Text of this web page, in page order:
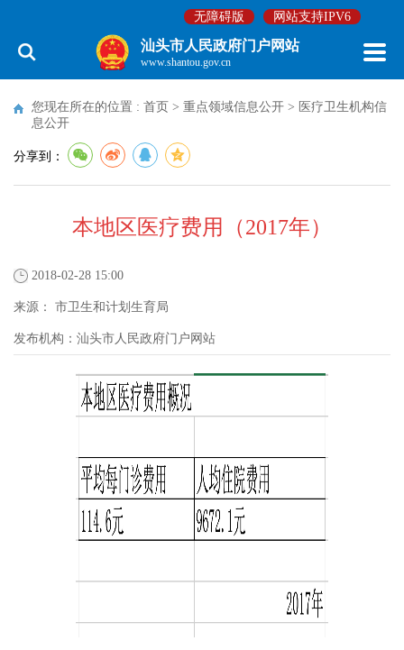
无障碍版 网站支持IPV6
汕头市人民政府门户网站
www.shantou.gov.cn
您现在所在的位置 : 首页 > 重点领域信息公开 > 医疗卫生机构信
息公开
分享到：
本地区医疗费用（2017年）
2018-02-28 15:00
来源： 市卫生和计划生育局
发布机构： 汕头市人民政府门户网站